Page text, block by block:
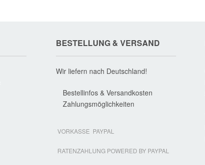
BESTELLUNG & VERSAND
Wir liefern nach Deutschland!
Bestellinfos & Versandkosten
Zahlungsmöglichkeiten
VORKASSE PAYPAL
RATENZAHLUNG POWERED BY PAYPAL